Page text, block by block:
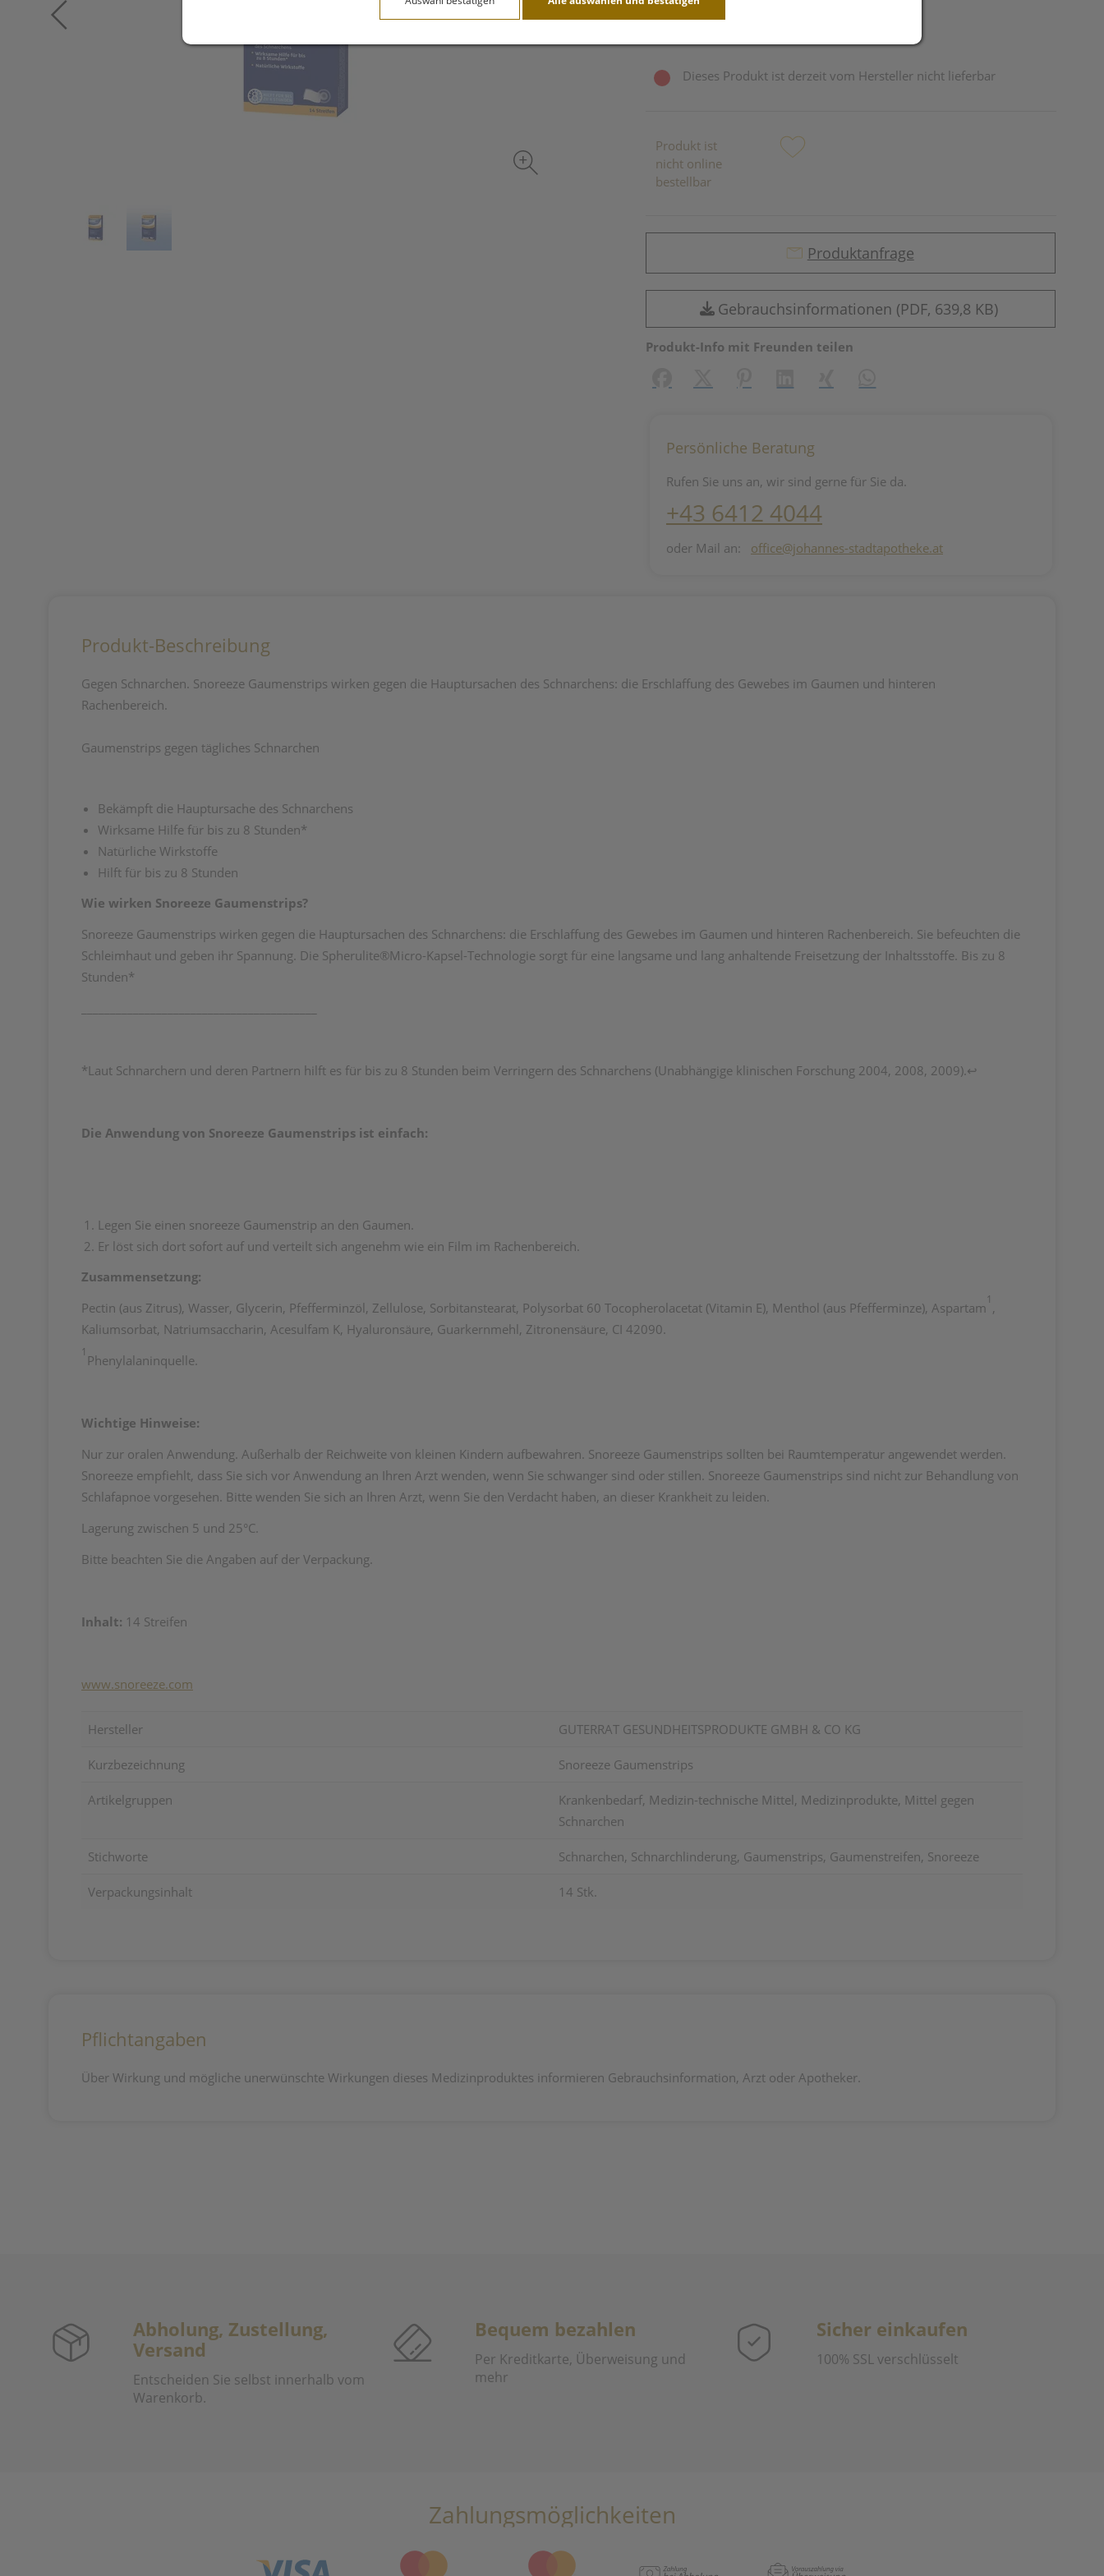
Dieses Produkt ist derzeit vom Hersteller nicht lieferbar
Produkt ist
nicht online
bestellbar
Produktanfrage
Gebrauchsinformationen (PDF, 639,8 KB)
Produkt-Info mit Freunden teilen
Persönliche Beratung
Rufen Sie uns an, wir sind gerne für Sie da.
+43 6412 4044
oder Mail an: office@johannes-stadtapotheke.at
Produkt-Beschreibung
Gegen Schnarchen. Snoreeze Gaumenstrips wirken gegen die Hauptursachen des Schnarchens: die Erschlaffung des Gewebes im Gaumen und hinteren
Rachenbereich.
Gaumenstrips gegen tägliches Schnarchen
Bekämpft die Hauptursache des Schnarchens
Wirksame Hilfe für bis zu 8 Stunden*
Natürliche Wirkstoffe
Hilft für bis zu 8 Stunden
Wie wirken Snoreeze Gaumenstrips?
Snoreeze Gaumenstrips wirken gegen die Hauptursachen des Schnarchens: die Erschlaffung des Gewebes im Gaumen und hinteren Rachenbereich. Sie befeuchten die
Schleimhaut und geben ihr Spannung. Die Spherulite®Micro-Kapsel-Technologie sorgt für eine langsame und lang anhaltende Freisetzung der Inhaltsstoffe. Bis zu 8
Stunden*
*Laut Schnarchern und deren Partnern hilft es für bis zu 8 Stunden beim Verringern des Schnarchens (Unabhängige klinischen Forschung 2004, 2008, 2009).↩
Die Anwendung von Snoreeze Gaumenstrips ist einfach:
Legen Sie einen snoreeze Gaumenstrip an den Gaumen.
Er löst sich dort sofort auf und verteilt sich angenehm wie ein Film im Rachenbereich.
Zusammensetzung:
Pectin (aus Zitrus), Wasser, Glycerin, Pfefferminzöl, Zellulose, Sorbitanstearat, Polysorbat 60 Tocopherolacetat (Vitamin E), Menthol (aus Pfefferminze), Aspartam
1
,
Kaliumsorbat, Natriumsaccharin, Acesulfam K, Hyaluronsäure, Guarkernmehl, Zitronensäure, CI 42090.
1
Phenylalaninquelle.
Wichtige Hinweise:
Nur zur oralen Anwendung. Außerhalb der Reichweite von kleinen Kindern aufbewahren. Snoreeze Gaumenstrips sollten bei Raumtemperatur angewendet werden.
Snoreeze empfiehlt, dass Sie sich vor Anwendung an Ihren Arzt wenden, wenn Sie schwanger sind oder stillen. Snoreeze Gaumenstrips sind nicht zur Behandlung von
Schlafapnoe vorgesehen. Bitte wenden Sie sich an Ihren Arzt, wenn Sie den Verdacht haben, an dieser Krankheit zu leiden.
Lagerung zwischen 5 und 25°C.
Bitte beachten Sie die Angaben auf der Verpackung.
Inhalt: 14 Streifen
www.snoreeze.com
Hersteller GUTERRAT GESUNDHEITSPRODUKTE GMBH & CO KG
Kurzbezeichnung Snoreeze Gaumenstrips
Artikelgruppen
Krankenbedarf, Medizin-technische Mittel, Medizinprodukte, Mittel gegen
Schnarchen
Stichworte Schnarchen, Schnarchlinderung, Gaumenstrips, Gaumenstreifen, Snoreeze
Verpackungsinhalt 14 Stk.
Pflichtangaben
Über Wirkung und mögliche unerwünschte Wirkungen dieses Medizinproduktes informieren Gebrauchsinformation, Arzt oder Apotheker.
Abholung, Zustellung,
Versand
Entscheiden Sie selbst innerhalb vom
Warenkorb.
Bequem bezahlen
Per Kreditkarte, Überweisung und
mehr
Sicher einkaufen
100% SSL verschlüsselt
Zahlungsmöglichkeiten